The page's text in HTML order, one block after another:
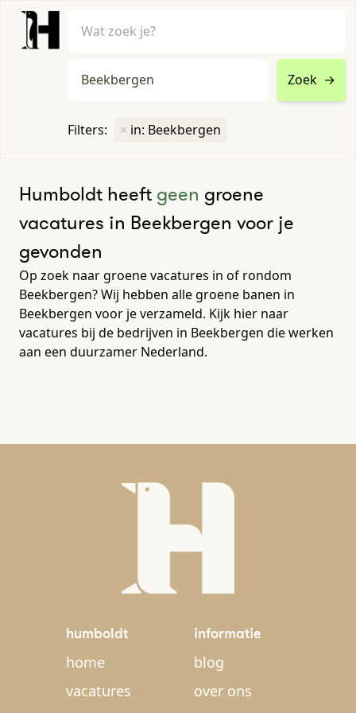
Zoek →
Filters: × in: Beekbergen
Humboldt heeft geen groene
vacatures in Beekbergen voor je
gevonden
Op zoek naar groene vacatures in of rondom
Beekbergen? Wij hebben alle groene banen in
Beekbergen voor je verzameld. Kijk hier naar
vacatures bij de bedrijven in Beekbergen die werken
aan een duurzamer Nederland.
humboldt
home
vacatures
informatie
blog
over ons